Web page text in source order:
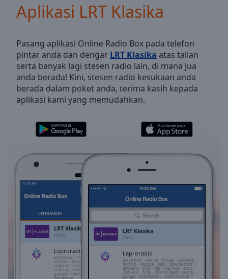
Play
Video
Skip
Backward
Skip
Forward
Mute
Current
Time0:00
Duration-:-
Stream
Type
LIVE
Seek to
currently
Remaining
Aplikasi LRT Klasika
Pasang aplikasi Online Radio Box pada telefon
pintar anda dan dengar LRT Klasika atas talian
serta banyak lagi stesen radio lain, di mana jua
anda berada! Kini, stesen radio kesukaan anda
berada dalam poket anda, terima kasih kepada
aplikasi kami yang memudahkan.
LITHUANIA
LRT Klasika
classic
Leproradio
electronic trance house dubstep
techno lounge downtempo
ambient club soul
chill-out funk swing
garage meditation dj
breakbeat
LRT Klasika
classic
Leproradio
electronic trance house dubstep
techno lounge jazz downtempo
ambient club rap hip-hop soul
chill-out funk drum'n'bass swing
garage meditation instrumental